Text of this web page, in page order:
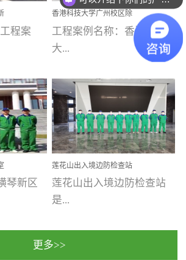
触媒、净醛王、祛味剂等
优吸系列产品，保质保量
完成生产任务，确保全国
求。资质优势团队优势分
支优势优吸环保是一棵正
茁壮成长的树，只要我们
人人都爱护她、珍惜她、
她将越来越枝繁叶茂，终
将会成为一棵参天大树！
优吸环保截止2020年拥有
全国600家网点分支机构。
禾...
程案
店】室
莞美豪
豪雅
人士...
香港科技大学广州校区除
甲醛项目圆满完成
工程案例名称：香港科技
大...
学广州校区室内空气治
理 工程案例地址：广
州南沙区·香港科技大学(广
州)校区 工程案...
琴新区
空气治
莲花山出入境边防检查站
室内除甲醛空气治理项目
莲花山出入境边防检查站
是...
国家通过设在对外开放口
更多>>